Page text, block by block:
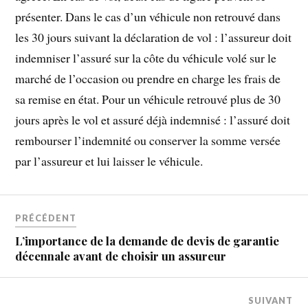
présenter. Dans le cas d’un véhicule non retrouvé dans
les 30 jours suivant la déclaration de vol : l’assureur doit
indemniser l’assuré sur la côte du véhicule volé sur le
marché de l’occasion ou prendre en charge les frais de
sa remise en état. Pour un véhicule retrouvé plus de 30
jours après le vol et assuré déjà indemnisé : l’assuré doit
rembourser l’indemnité ou conserver la somme versée
par l’assureur et lui laisser le véhicule.
PRÉCÉDENT
L’importance de la demande de devis de garantie
décennale avant de choisir un assureur
SUIVANT